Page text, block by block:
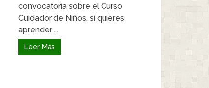
convocatoria sobre el Curso
Cuidador de Niños, si quieres
aprender ...
Leer Más